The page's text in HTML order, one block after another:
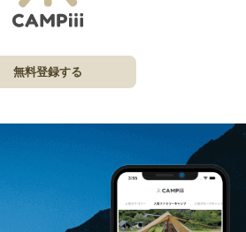
無料登録する